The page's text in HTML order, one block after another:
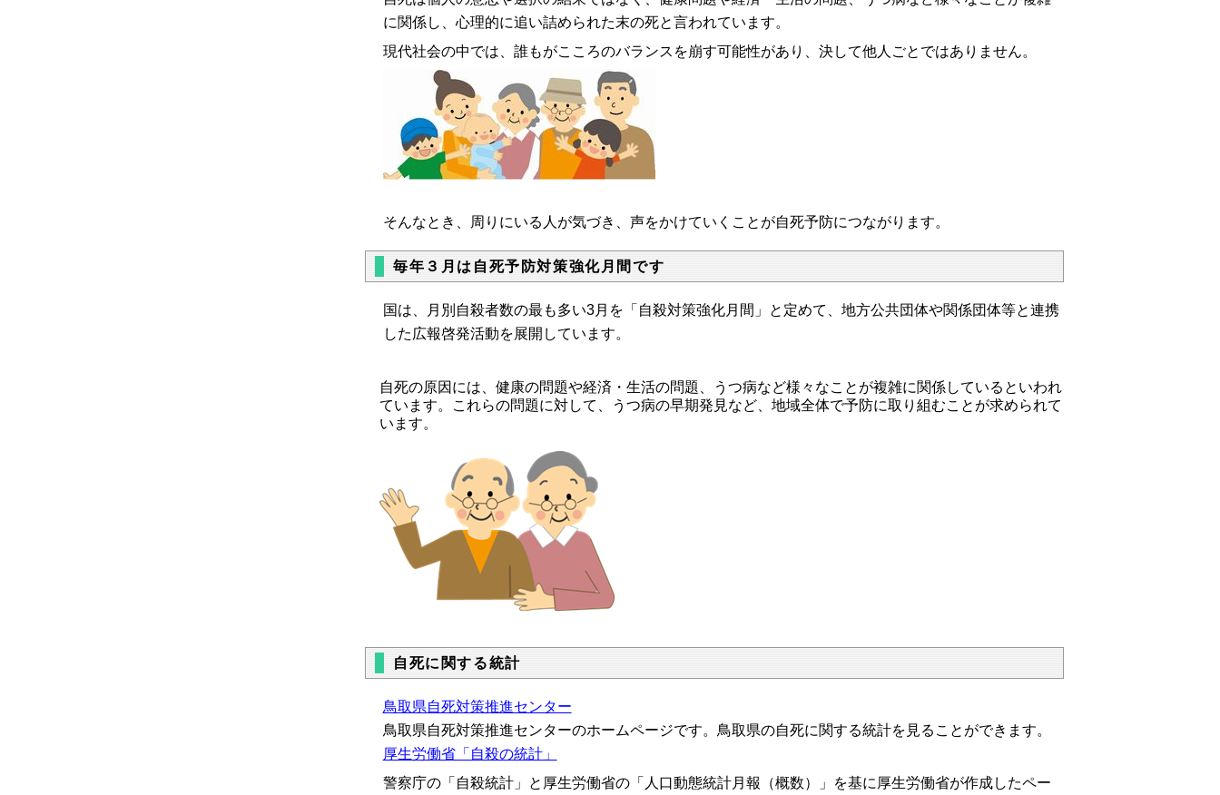
に関係し、心理的に追い詰められた末の死と言われています。
現代社会の中では、誰もがこころのバランスを崩す可能性があり、決して他人ごとではありません。
そんなとき、周りにいる人が気づき、声をかけていくことが自死予防につながります。
毎年３月は自死予防対策強化月間です
国は、月別自殺者数の最も多い3月を「自殺対策強化月間」と定めて、地方公共団体や関係団体等と連携
した広報啓発活動を展開しています。
自死の原因には、健康の問題や経済・生活の問題、うつ病など様々なことが複雑に関係しているといわれ
ています。これらの問題に対して、うつ病の早期発見など、地域全体で予防に取り組むことが求められて
います。
自死に関する統計
鳥取県自死対策推進センター
鳥取県自死対策推進センターのホームページです。鳥取県の自死に関する統計を見ることができます。
厚生労働省「自殺の統計」
警察庁の「自殺統計」と厚生労働省の「人口動態統計月報（概数）」を基に厚生労働省が作成したペー